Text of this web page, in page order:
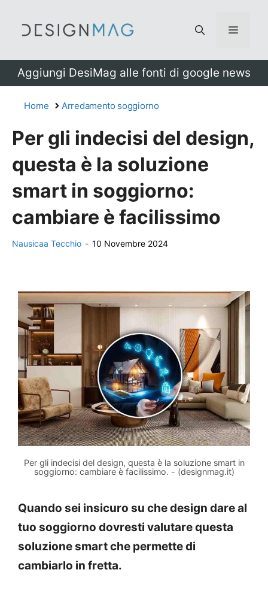
Menu
Aggiungi DesiMag alle fonti di google news
Home Arredamento soggiorno
Per gli indecisi del design,
questa è la soluzione
smart in soggiorno:
cambiare è facilissimo
Nausicaa Tecchio - 10 Novembre 2024
Per gli indecisi del design, questa è la soluzione smart in
soggiorno: cambiare è facilissimo. - (designmag.it)
Quando sei insicuro su che design dare al
tuo soggiorno dovresti valutare questa
soluzione smart che permette di
cambiarlo in fretta.